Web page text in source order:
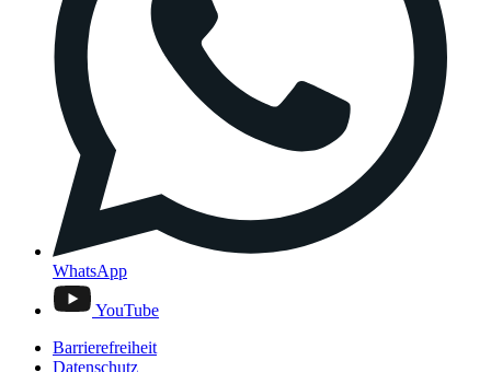
WhatsApp
YouTube
Barrierefreiheit
Datenschutz